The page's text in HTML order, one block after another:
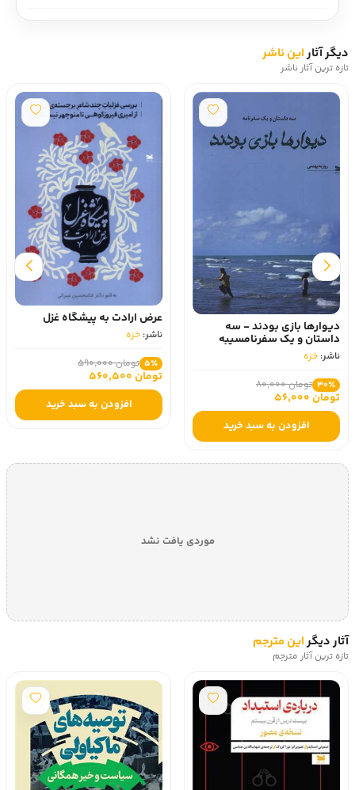
دیگر آثاراین ناشر
تازه ترین آثار ناشر
دیوارها بازی بودند - سه
داستان و یک سفرنامسیبه
ناشر: خزه
30٪ تومان 80,000
تومان 56,000
افزودن به سبد خرید
عرض ارادت به پیشگاه غزل
ناشر: خزه
5٪ تومان 590,000
تومان 560,500
افزودن به سبد خرید
موردی یافت نشد
آثار دیگراین مترجم
تازه ترین آثار مترجم